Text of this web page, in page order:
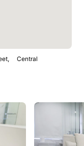
Central